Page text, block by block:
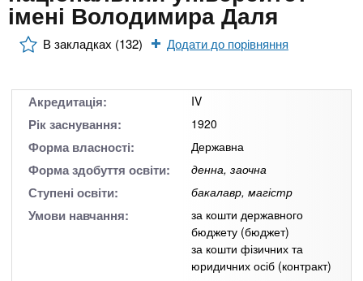
n
t
s
n
и
Онлайн курси
За кордоном
імені Володимира Даля
В закладках (132) Додати до порівняння
Акредитація: IV
Рік заснування: 1920
Форма власності: Державна
Форма здобуття освіти: денна, заочна
Ступені освіти: бакалавр, магістр
Умови навчання:
за кошти державного
бюджету (бюджет)
за кошти фізичних та
юридичних осіб (контракт)